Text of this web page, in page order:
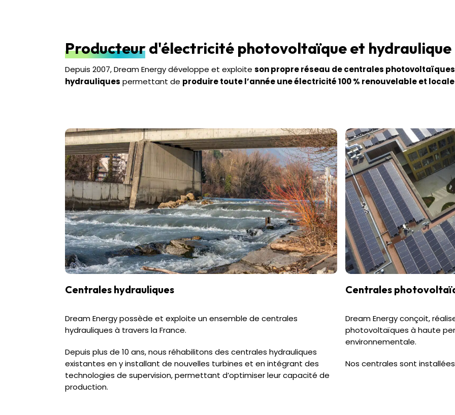
Producteur d'électricité photovoltaïque et hydraulique
Depuis 2007, Dream Energy développe et exploite son propre réseau de centrales
hydrauliques permettant de produire toute l’année une électricité 100 % renouvelable et
Centrales hydrauliques
Dream Energy possède et exploite un ensemble de centrales
hydrauliques à travers la France.
Depuis plus de 10 ans, nous réhabilitons des centrales hydrauliques
existantes en y installant de nouvelles turbines et en intégrant des
technologies de supervision, permettant d’optimiser leur capacité de
production.
Centrales
Dream Energy conçoit,
photovoltaïques à haute
environnementale.
Nos centrales sont